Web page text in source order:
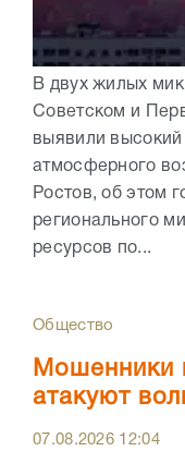
В двух жилых
Советском и
выявили высокий
атмосферного
Ростов, об этом
регионального
ресурсов по...
Общество
Мошенники
атакуют
07.08.2026 12:04